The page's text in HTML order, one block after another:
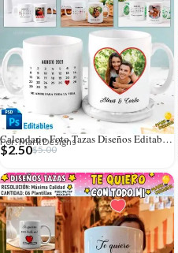
Calendario Foto Tazas Diseños Editables con Fechas
Por: Mark Designs
$5.00
$2.50